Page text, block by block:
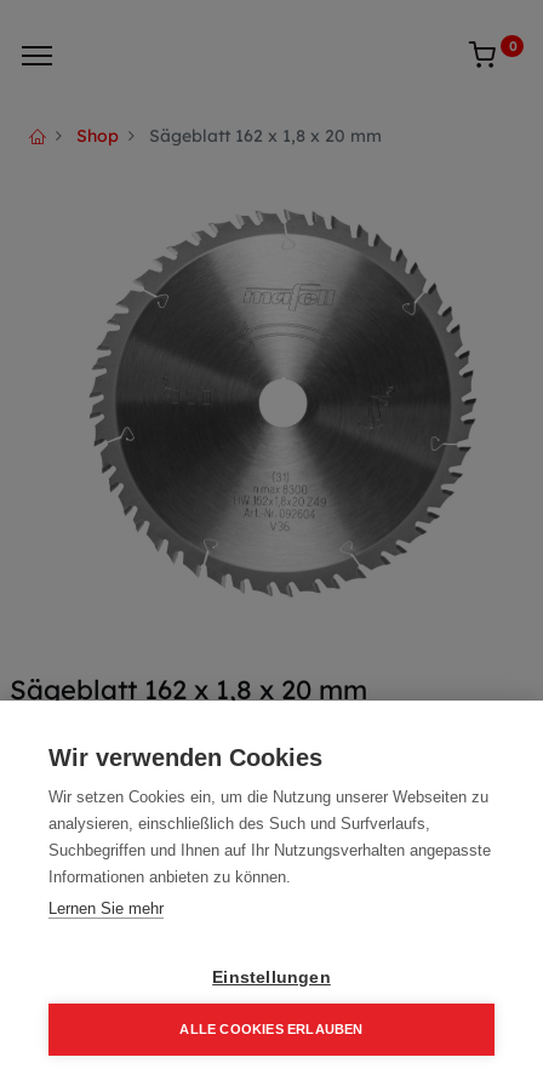
0
Shop Sägeblatt 162 x 1,8 x 20 mm
Sägeblatt 162 x 1,8 x 20 mm
81,00 €
97,20 € inkl. Mwst
81,00 € / Stk.
In den Einkaufskorb
Wir verwenden Cookies
Wir setzen Cookies ein, um die Nutzung unserer Webseiten zu
analysieren, einschließlich des Such und Surfverlaufs,
Suchbegriffen und Ihnen auf Ihr Nutzungsverhalten angepasste
Informationen anbieten zu können.
Lernen Sie mehr
Einstellungen
ALLE COOKIES ERLAUBEN